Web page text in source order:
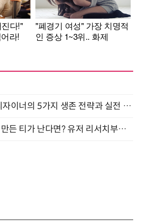
AI × Design : UX디자이너의 5가지 생존 전략과 실전 대응 8월 28일 개최
그럴듯하지만 AI가 만든 티가 난다면? 유저 리서치부터 배포까지! (9/15)